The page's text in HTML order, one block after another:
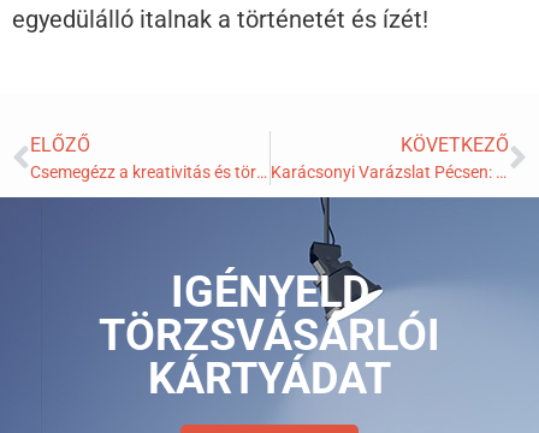
egyedülálló italnak a történetét és ízét!
ELŐZŐ
Csemegézz a kreativitás és történelem márványos világában: A Zsolnay kulturális negyed
KÖVETKEZŐ
Karácsonyi Varázslat Pécsen: A Mesés Adventi Vásár
IGÉNYELD
TÖRZSVÁSÁRLÓI
KÁRTYÁDAT